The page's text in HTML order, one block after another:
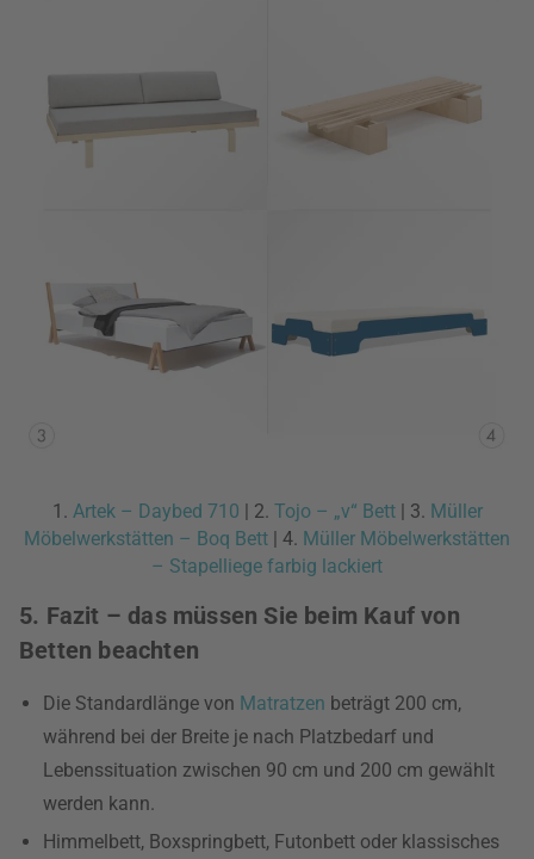
1. Artek – Daybed 710 | 2. Tojo – „v“ Bett | 3. Müller
Möbelwerkstätten – Boq Bett | 4. Müller Möbelwerkstätten
– Stapelliege farbig lackiert
5. Fazit – das müssen Sie beim Kauf von
Betten beachten
Die Standardlänge von Matratzen beträgt 200 cm,
während bei der Breite je nach Platzbedarf und
Lebenssituation zwischen 90 cm und 200 cm gewählt
werden kann.
Himmelbett, Boxspringbett, Futonbett oder klassisches